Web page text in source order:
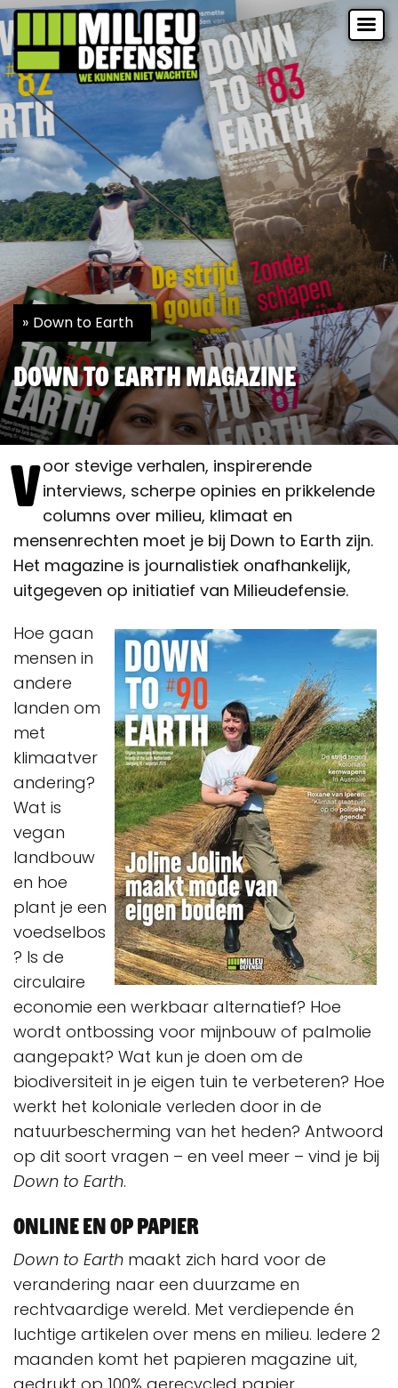
Down to Earth
Down to Earth magazine
Voor stevige verhalen, inspirerende
interviews, scherpe opinies en prikkelende
columns over milieu, klimaat en
mensenrechten moet je bij Down to Earth zijn.
Het magazine is journalistiek onafhankelijk,
uitgegeven op initiatief van Milieudefensie.
Hoe gaan
mensen in
andere
landen om
met
klimaatver
andering?
Wat is
vegan
landbouw
en hoe
plant je een
voedselbos
? Is de
circulaire
economie een werkbaar alternatief? Hoe
wordt ontbossing voor mijnbouw of palmolie
aangepakt? Wat kun je doen om de
biodiversiteit in je eigen tuin te verbeteren? Hoe
werkt het koloniale verleden door in de
natuurbescherming van het heden? Antwoord
op dit soort vragen – en veel meer – vind je bij
Down to Earth.
Online en op papier
Down to Earth maakt zich hard voor de
verandering naar een duurzame en
rechtvaardige wereld. Met verdiepende én
luchtige artikelen over mens en milieu. Iedere 2
maanden komt het papieren magazine uit,